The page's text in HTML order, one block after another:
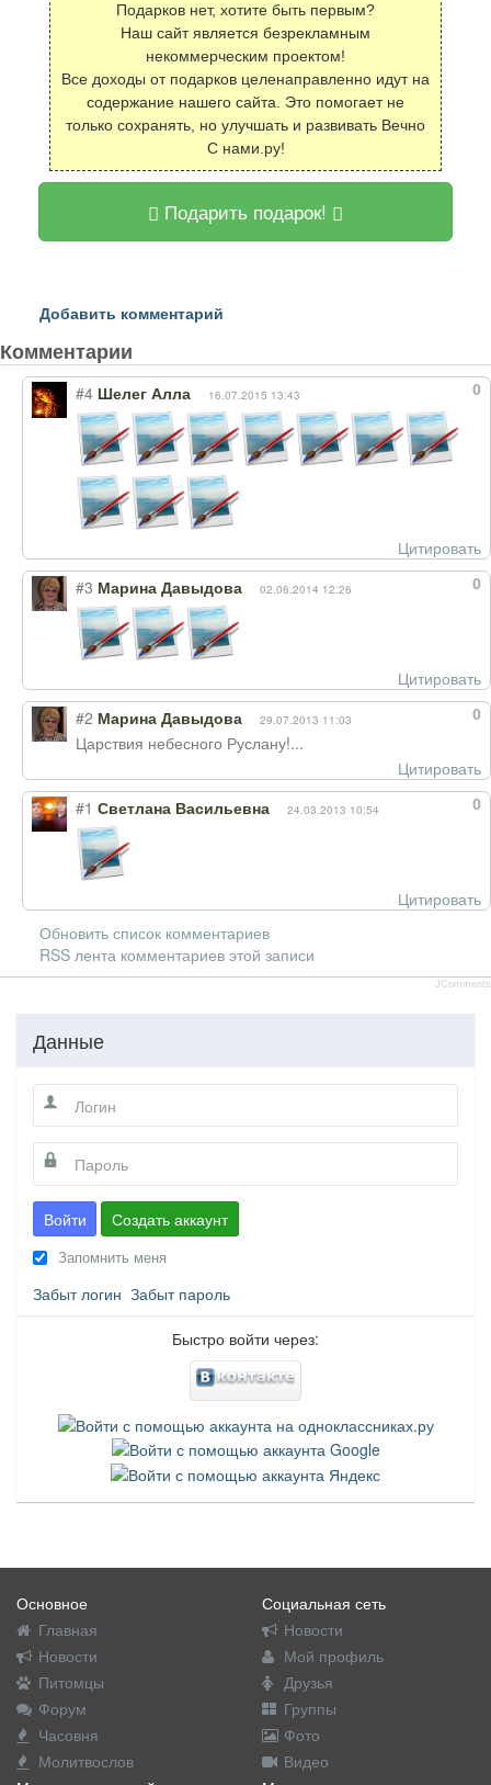
Подарков нет, хотите быть первым?
Наш сайт является безрекламным
некоммерческим проектом!
Все доходы от подарков целенаправленно идут на
содержание нашего сайта. Это помогает не
только сохранять, но улучшать и развивать Вечно
С нами.ру!
Подарить подарок!
Добавить комментарий
Комментарии
0
#4 Шелег Алла 16.07.2015 13:43
Цитировать
0
#3 Марина Давыдова 02.06.2014 12:26
Цитировать
0
#2 Марина Давыдова 29.07.2013 11:03
Царствия небесного Руслану!...
Цитировать
0
#1 Светлана Васильевна 24.03.2013 10:54
Цитировать
Обновить список комментариев
RSS лента комментариев этой записи
JComments
Данные
Войти Создать аккаунт
Запомнить меня
Забыт логин Забыт пароль
Быстро войти через:
Основное
Главная
Новости
Питомцы
Форум
Часовня
Молитвослов
Социальная сеть
Новости
Мой профиль
Друзья
Группы
Фото
Видео